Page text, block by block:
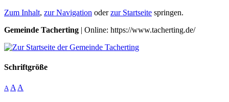
Zum Inhalt, zur Navigation oderzur Startseite springen.
Gemeinde Tacherting | Online: https://www.tacherting.de/
Schriftgröße
A A A